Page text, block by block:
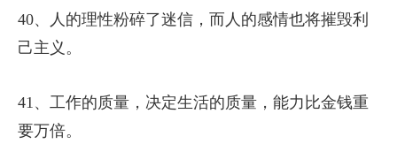
40、人的理性粉碎了迷信，而人的感情也将摧毁利
己主义。
41、工作的质量，决定生活的质量，能力比金钱重
要万倍。